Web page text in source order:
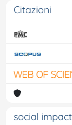
Citazioni
social impact